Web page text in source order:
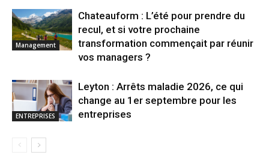
Management
Chateauform : L’été pour prendre du
recul, et si votre prochaine
transformation commençait par réunir
vos managers ?
ENTREPRISES
Leyton : Arrêts maladie 2026, ce qui
change au 1er septembre pour les
entreprises